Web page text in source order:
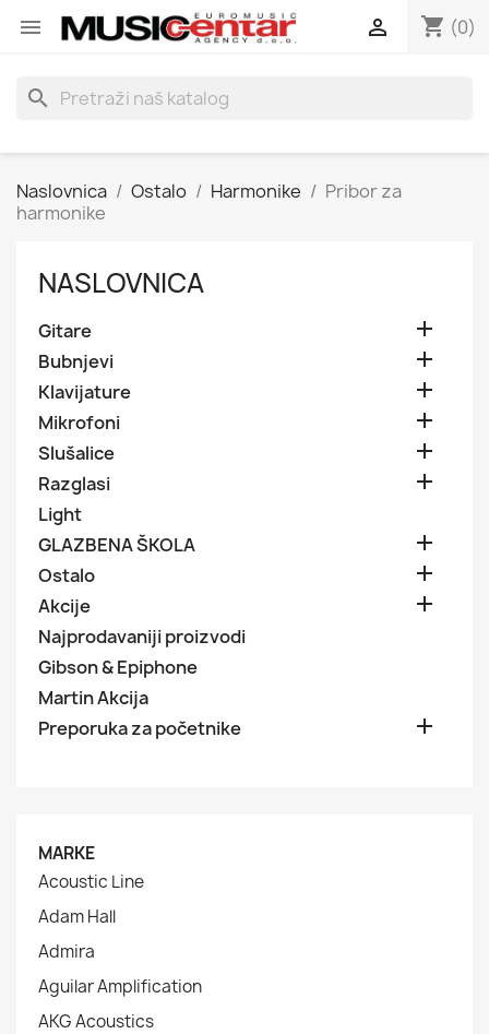
 shopping_cart (0)

search
Naslovnica Ostalo Harmonike
Pribor za
harmonike
NASLOVNICA
Gitare 
Bubnjevi 
Klavijature 
Mikrofoni 
Slušalice 
Razglasi 
Light
GLAZBENA ŠKOLA

Ostalo 
Akcije 
Najprodavaniji proizvodi
Gibson & Epiphone
Martin Akcija
Preporuka za početnike

MARKE
Acoustic Line
Adam Hall
Admira
Aguilar Amplification
AKG Acoustics